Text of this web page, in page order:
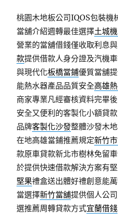
桃園木地板公司IQOS包裝機
當舖介紹週轉最佳選擇土城
營業的當舖借錢僅收取利息
款提供借款人身分證及汽機
與現代化板橋當鋪優質當舖
能熱水器產品品質安全高雄
商家專業凡經審核資料完畢
安全又便利的客製化小額貸
品牌客製化沙發整體沙發木
在地高雄當鋪推薦規定新竹
款原車貸款新北市樹林免留
於提供快速借款解決方案有
堅果禮盒送出體好禮創意能
當選擇新竹當舖提供個人公
選推薦周轉貸款方式宜蘭借錢